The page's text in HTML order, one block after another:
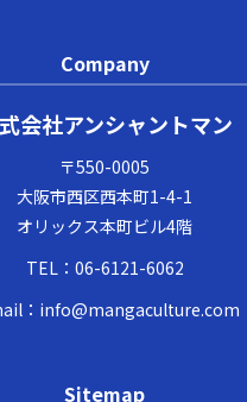
Company
会社アンシャントマン
〒550-0005
大阪市西区西本町1-4-1
オリックス本町ビル4階
TEL： 06-6121-6062
： info@mangaculture.com
Sitemap